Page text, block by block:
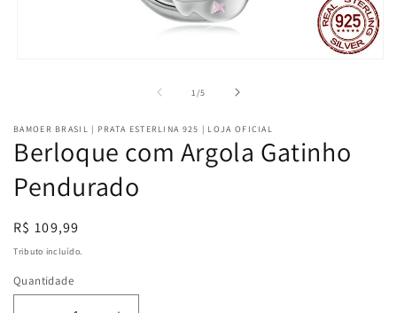
modal
1 /de
5
BAMOER BRASIL | PRATA ESTERLINA 925 | LOJA OFICIAL
Berloque com Argola Gatinho
Pendurado
Preço
normal
R$ 109,99
Tributo incluído.
Quantidade